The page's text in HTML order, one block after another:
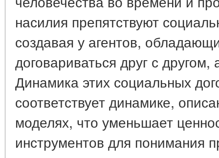
насилия препятствуют
создавая у агентов,
договариваться друг с
Динамика этих социальных
соответствует динамике,
моделях, что уменьшает
инструментов для понимания